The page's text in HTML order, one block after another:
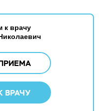
к врачу
ВРАЧУ